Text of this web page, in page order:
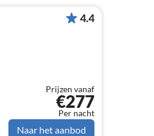
4.4
Prijzen vanaf
€277
Per nacht
Naar het aanbod